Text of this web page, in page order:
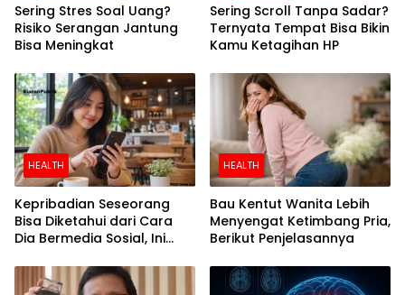
Sering Stres Soal Uang?
Risiko Serangan Jantung
Bisa Meningkat
Sering Scroll Tanpa Sadar?
Ternyata Tempat Bisa Bikin
Kamu Ketagihan HP
HEALTH
Kepribadian Seseorang
Bisa Diketahui dari Cara
Dia Bermedia Sosial, Ini
HEALTH
Bau Kentut Wanita Lebih
Menyengat Ketimbang Pria,
Berikut Penjelasannya